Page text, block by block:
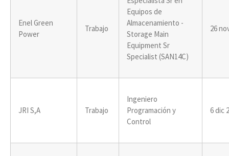
Enel Green
Power
Trabajo
Equipos de
Almacenamiento -
Storage Main
Equipment Sr
Specialist (SAN14C)
26
JRI S,A Trabajo
Ingeniero
Programación y
Control
6 dic